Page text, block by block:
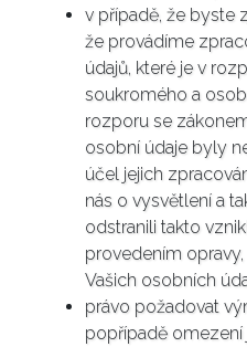
v případě, že byste
že provádíme
údajů, které je v
soukromého a
rozporu se
osobní údaje byly
účel jejich
nás o vysvětlení a
odstranili takto
provedením
Vašich osobních
právo požadovat
popřípadě omezení